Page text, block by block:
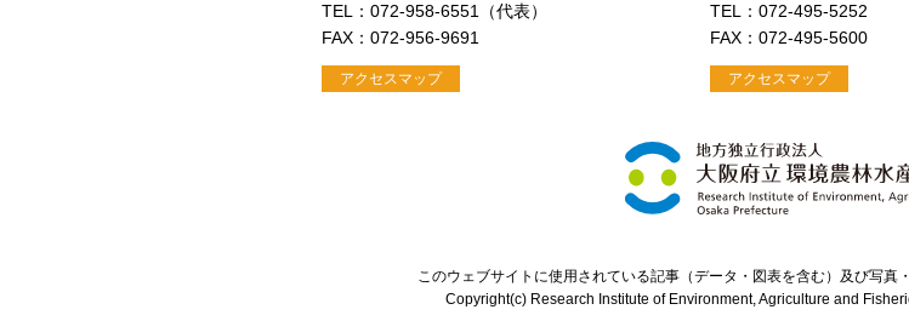
TEL：072-958-6551（代表）
FAX：072-956-9691
アクセスマップ
TEL：072-495-5252
FAX：072-495-5600
アクセスマップ
このウェブサイトに使用されている記事（データ・図表を含む）及び写真
Copyright(c) Research Institute of Environment, Agriculture and